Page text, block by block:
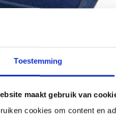
Toestemming
maakt gebruik van
cookies om content en
(0)